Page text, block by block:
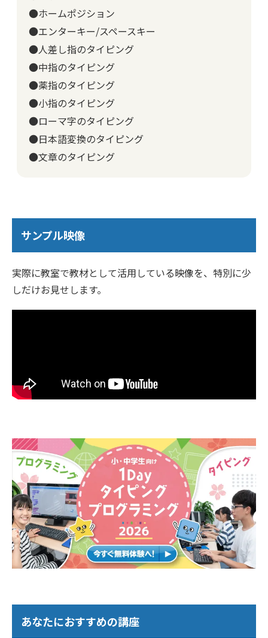
●ホームポジション
●エンターキー/スペースキー
●人差し指のタイピング
●中指のタイピング
●薬指のタイピング
●小指のタイピング
●ローマ字のタイピング
●日本語変換のタイピング
●文章のタイピング
サンプル映像
実際に教室で教材として活用している映像を、特別に少
しだけお見せします。
あなたにおすすめの講座